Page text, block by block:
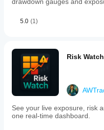
5.0 (1)
Risk Watch
See your live exposure, risk
one real-time dashboard.